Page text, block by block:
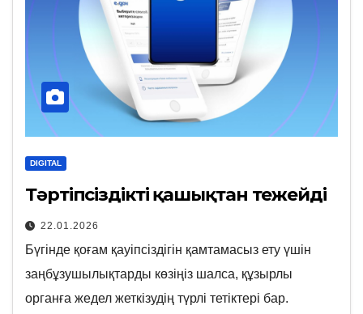
DIGITAL
Тәртіпсіздікті қашықтан тежейді
22.01.2026
Бүгінде қоғам қауіпсіздігін қамтамасыз ету үшін
заңбұзушылықтарды көзіңіз шалса, құзырлы
органға жедел жеткізудің түрлі тетіктері бар.